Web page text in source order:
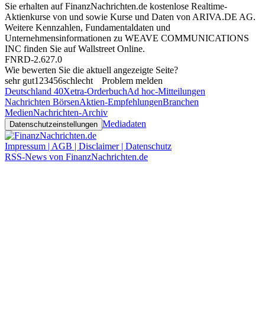
Sie erhalten auf FinanzNachrichten.de kostenlose Realtime-
Aktienkurse von und sowie Kurse und Daten von ARIVA.DE AG.
Weitere Kennzahlen, Fundamentaldaten und
Unternehmensinformationen zu WEAVE COMMUNICATIONS
INC finden Sie aufWallstreet Online.
FNRD-2.627.0
Wie bewerten Sie die aktuell angezeigte Seite?
sehr gut1 23456schlecht
Problem melden
Deutschland 40Xetra-OrderbuchAd hoc-Mitteilungen
Nachrichten BörsenAktien-EmpfehlungenBranchen
MedienNachrichten-Archiv
Datenschutzeinstellungen Mediadaten
Impressum | AGB | Disclaimer | Datenschutz
RSS-News von FinanzNachrichten.de